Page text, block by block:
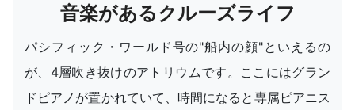
音楽があるクルーズライフ
パシフィック・ワールド号の"船内の顔"といえるの
が、4層吹き抜けのアトリウムです。ここにはグラン
ドピアノが置かれていて、時間になると専属ピアニス